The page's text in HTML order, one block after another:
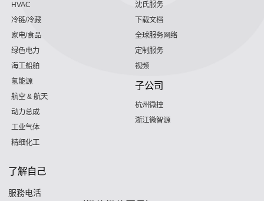
HVAC
冷链/冷藏
家电/食品
绿色电力
海工船舶
氢能源
航空 & 航天
动力总成
工业气体
精细化工
沈氏服务
下载文档
全球服务网络
定制服务
视频
子公司
杭州微控
浙江微智源
了解自己
服務电活